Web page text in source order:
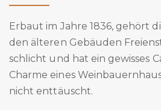
Erbaut im Jahre 1836, gehört
den älteren Gebäuden
schlicht und hat ein gewisses
Charme eines
nicht enttäuscht.